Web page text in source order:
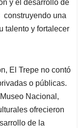
y el desarrollo de
construyendo una
talento y fortalecer
El Trepe no contó
o públicas.
Nacional,
ofrecieron
de la